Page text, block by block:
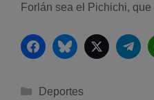
Forlán sea el Pichichi, que
FacebookBluesky Twitter
Categorías
Deportes